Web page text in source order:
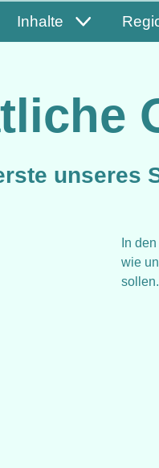
Inhalte
unseres
In
wie
sollen.